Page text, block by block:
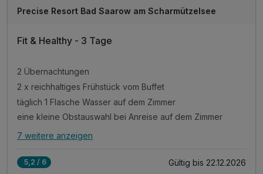
Precise Resort Bad Saarow am Scharmützelsee
Fit & Healthy - 3 Tage
2 Übernachtungen
2 x reichhaltiges Frühstück vom Buffet
täglich 1 Flasche Wasser auf dem Zimmer
eine kleine Obstauswahl bei Anreise auf dem Zimmer
Alle Inklusivleistungen
7 weitere anzeigen
5,2 / 6 Gültig bis 22.12.2026